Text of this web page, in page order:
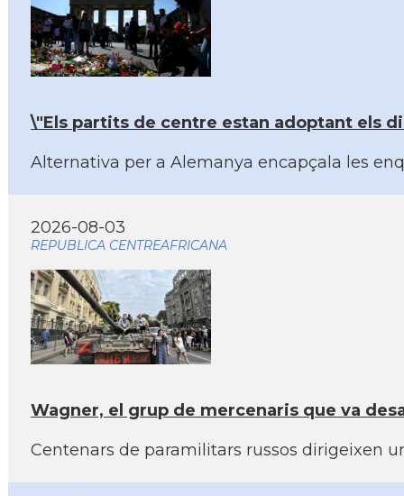
\"Els partits de centre estan adoptant els
Alternativa per a Alemanya encapçala les
2026-08-03
REPUBLICA CENTREAFRICANA
Wagner, el grup de mercenaris que va
Centenars de paramilitars russos dirigeixen